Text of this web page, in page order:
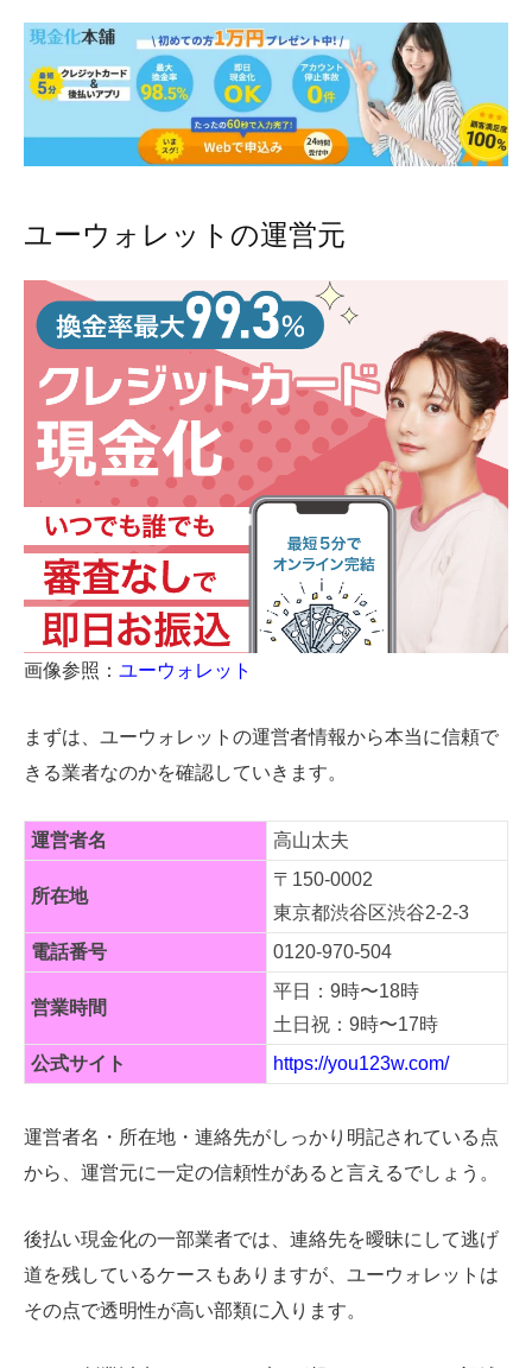
ユーウォレットの運営元
画像参照： ユーウォレット
まずは、ユーウォレットの運営者情報から本当に信頼で
きる業者なのかを確認していきます。
運営者名 高山太夫
所在地
〒150-0002
東京都渋谷区渋谷2-2-3
電話番号
0120-970-504
営業時間
平日：9時〜18時
土日祝：9時〜17時
公式サイト
https://you123w.com/
運営者名・所在地・連絡先がしっかり明記されている点
から、運営元に一定の信頼性があると言えるでしょう。
後払い現金化の一部業者では、連絡先を曖昧にして逃げ
道を残しているケースもありますが、ユーウォレットは
その点で透明性が高い部類に入ります。